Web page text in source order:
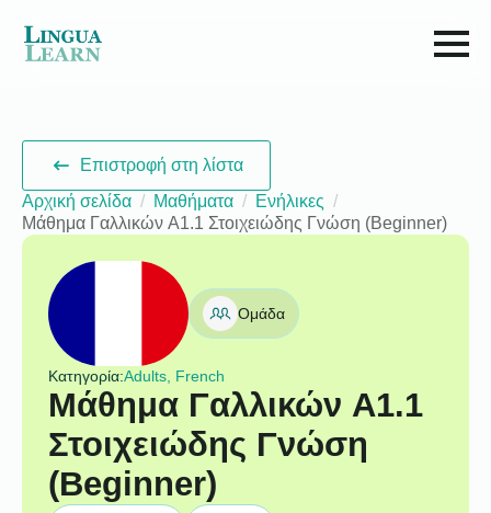
Επιστροφή στη λίστα
Αρχική σελίδα
Μαθήματα
Ενήλικες
Μάθημα Γαλλικών A1.1 Στοιχειώδης Γνώση (Beginner)
Ομάδα
Κατηγορία:Adults, French
Μάθημα Γαλλικών A1.1
Στοιχειώδης Γνώση
(Beginner)